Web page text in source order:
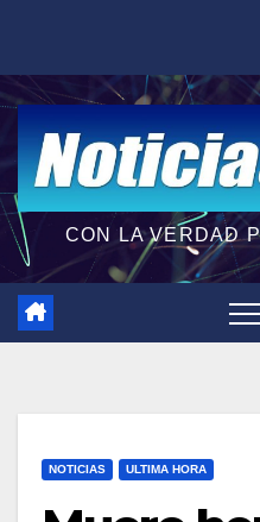
CON LA VERDAD
NOTICIAS ULTIMA HORA